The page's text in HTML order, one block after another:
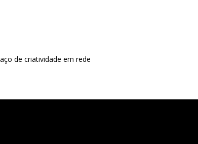
de criatividade em rede